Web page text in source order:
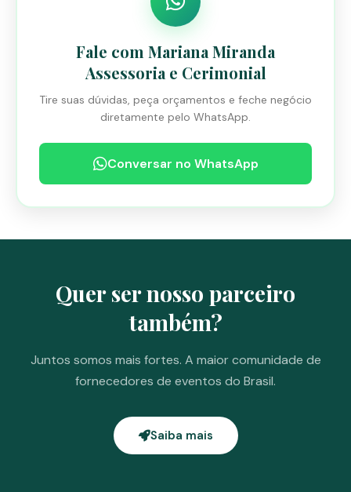
Fale com Mariana Miranda
Assessoria e Cerimonial
Tire suas dúvidas, peça orçamentos e feche negócio
diretamente pelo WhatsApp.
Conversar no WhatsApp
Quer ser nosso parceiro
também?
Juntos somos mais fortes. A maior comunidade de
fornecedores de eventos do Brasil.
Saiba mais